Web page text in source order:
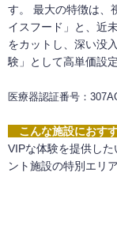
す。 最大の特徴は、
イスフード」と、近
をカットし、深い没
験」として高単価設
医療器認証番号：
こんな施設におす
VIPな体験を提供し
ント施設の特別エリア